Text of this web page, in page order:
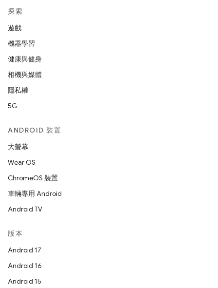
探索
遊戲
機器學習
健康與健身
相機與媒體
隱私權
5G
ANDROID 裝置
大螢幕
Wear OS
ChromeOS 裝置
車輛專用 Android
Android TV
版本
Android 17
Android 16
Android 15